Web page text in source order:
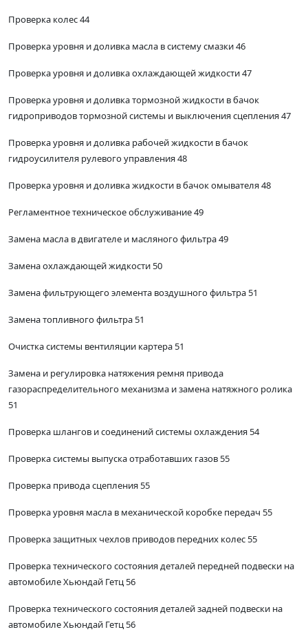
Проверка колес 44
Проверка уровня и доливка масла в систему смазки 46
Проверка уровня и доливка охлаждающей жидкости 47
Проверка уровня и доливка тормозной жидкости в бачок
гидроприводов тормозной системы и выключения сцепления 47
Проверка уровня и доливка рабочей жидкости в бачок
гидроусилителя рулевого управления 48
Проверка уровня и доливка жидкости в бачок омывателя 48
Регламентное техническое обслуживание 49
Замена масла в двигателе и масляного фильтра 49
Замена охлаждающей жидкости 50
Замена фильтрующего элемента воздушного фильтра 51
Замена топливного фильтра 51
Очистка системы вентиляции картера 51
Замена и регулировка натяжения ремня привода
газораспределительного механизма и замена натяжного ролика
51
Проверка шлангов и соединений системы охлаждения 54
Проверка системы выпуска отработавших газов 55
Проверка привода сцепления 55
Проверка уровня масла в механической коробке передач 55
Проверка защитных чехлов приводов передних колес 55
Проверка технического состояния деталей передней подвески на
автомобиле Хьюндай Гетц 56
Проверка технического состояния деталей задней подвески на
автомобиле Хьюндай Гетц 56